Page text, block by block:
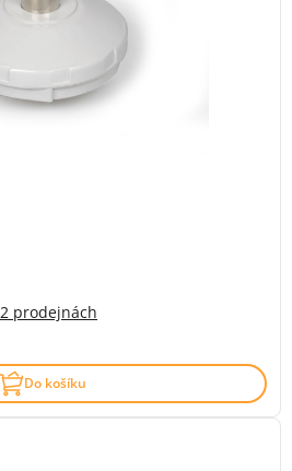
2 prodejnách
Do košíku